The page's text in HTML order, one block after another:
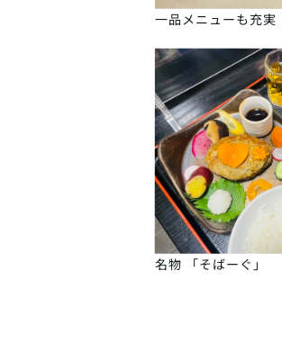
一品メニューも充実
名物 「そばーぐ」